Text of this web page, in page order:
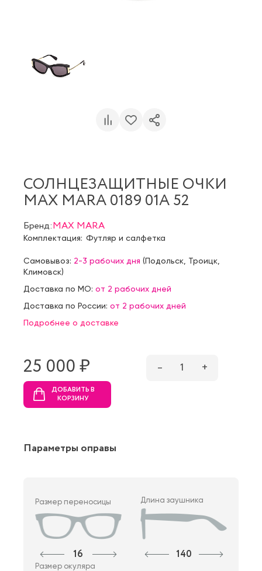
СОЛНЦЕЗАЩИТНЫЕ ОЧКИ
MAX MARA 0189 01A 52
Бренд:MAX MARA
Комплектация: Футляр и салфетка
Самовывоз: 2-3 рабочих дня (Подольск Троицк
Климовск)
Доставка по МО: от 2 рабочих дней
Доставка по России: от 2 рабочих дней
Подробнее о доставке
25 000 ₷ – 1 +
ДОБАВИТЬ В
КОРЗИНУ
Параметры оправы
Размер переносицы
16
Длина заушника
140
Размер окуляра